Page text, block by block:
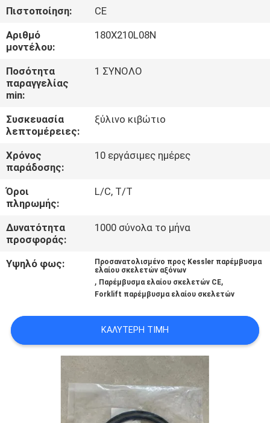
ΠΟΙΟΤΙΚΌΣ
ΈΛΕΓΧΟΣ
SITEMAP
PRIVACY
Πιστοποίηση:
CE
Αριθμό
μοντέλου:
180X210L08N
Ποσότητα
παραγγελίας
min:
1 ΣΥΝΟΛΟ
Συσκευασία
λεπτομέρειες:
ξύλινο κιβώτιο
Χρόνος
παράδοσης:
10 εργάσιμες ημέρες
Όροι
πληρωμής:
L/C, T/T
Δυνατότητα
προσφοράς:
1000 σύνολα το μήνα
Υψηλό φως:
Προσανατολισμένο προς Kessler παρέμβυσμα
ελαίου σκελετών αξόνων
, Παρέμβυσμα ελαίου σκελετών CE,
Forklift παρέμβυσμα ελαίου σκελετών
ΚΑΛΎΤΕΡΗ ΤΙΜΉ